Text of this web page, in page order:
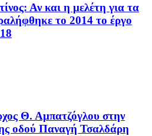
Αν και η μελέτη για τα
το 2014 το έργο
Θ. Αμπατζόγλου στην
οδού Παναγή Τσαλδάρη